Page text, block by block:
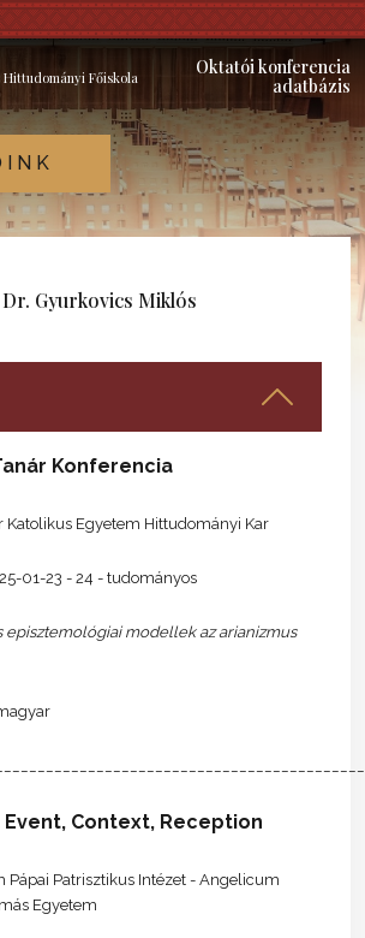
Főiskola
Oktatói konferencia
adatbázis
Gyurkovics Miklós
Konferencia
Katolikus Egyetem Hittudományi Kar
01-23 - 24 - tudományos
episztemológiai modellek az arianizmus
Event, Context, Reception
Pápai Patrisztikus Intézet - Angelicum
Egyetem